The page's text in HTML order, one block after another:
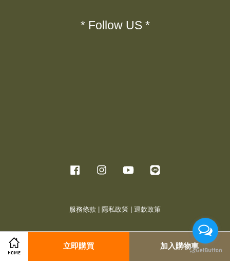
HOME
立即購買 加入購物車
* Follow US *
Facebook Instagram YouTube
服務條款 隱私政策 退款政策